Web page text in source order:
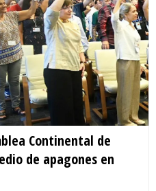
Continental de
de apagones en